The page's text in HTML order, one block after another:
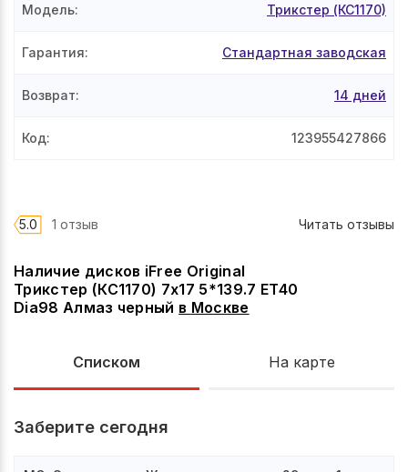
Наличие дисков iFree Original
Трикстер (КС1170) 7x17 5*139.7 ET40
Dia98 Алмаз черный в Москве
Списком На карте
Заберите сегодня
Модель: Трикстер (КС1170)
Гарантия: Стандартная заводская
Возврат: 14 дней
Код: 123955427866
5.0 1 отзыв Читать отзывы